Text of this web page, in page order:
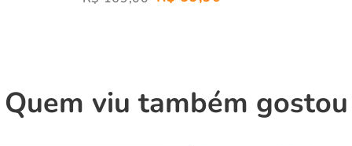
Quem viu também gostou